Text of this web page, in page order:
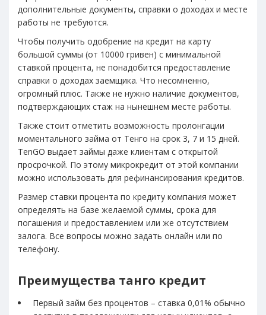
дополнительные документы, справки о доходах и месте
работы не требуются.
Чтобы получить одобрение на кредит на карту
большой суммы (от 10000 гривен) с минимальной
ставкой процента, не понадобится предоставление
справки о доходах заемщика. Что несомненно,
огромный плюс. Также не нужно наличие документов,
подтверждающих стаж на нынешнем месте работы.
Также стоит отметить возможность пролонгации
моментального займа от Тенго на срок 3, 7 и 15 дней.
TenGO выдает займы даже клиентам с открытой
просрочкой. По этому микрокредит от этой компании
можно использовать для рефинансирования кредитов.
Размер ставки процента по кредиту компания может
определять на базе желаемой суммы, срока для
погашения и предоставлением или же отсутствием
залога. Все вопросы можно задать онлайн или по
телефону.
Преимущества танго кредит
Первый займ без процентов – ставка 0,01% обычно